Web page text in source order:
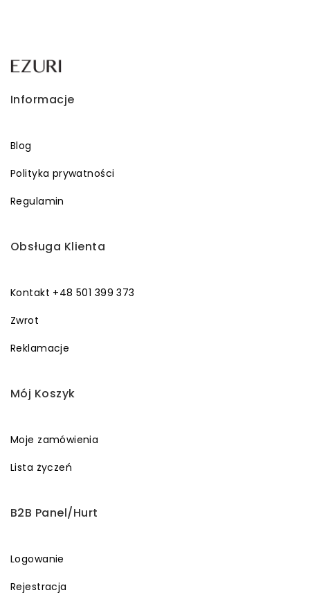
Informacje
Blog
Polityka prywatności
Regulamin
Obsługa Klienta
Kontakt +48 501 399 373
Zwrot
Reklamacje
Mój Koszyk
Moje zamówienia
Lista życzeń
B2B Panel/Hurt
Logowanie
Rejestracja